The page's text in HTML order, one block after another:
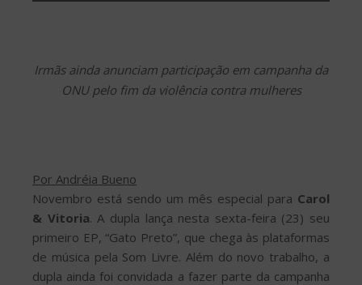
Irmãs ainda anunciam participação em campanha da
ONU pelo fim da violência contra mulheres
Por Andréia Bueno
Novembro está sendo um mês especial para Carol
& Vitoria. A dupla lança nesta sexta-feira (23) seu
primeiro EP, “Gato Preto”, que chega às plataformas
de música pela Som Livre. Além do novo trabalho, a
dupla ainda foi convidada a fazer parte da campanha